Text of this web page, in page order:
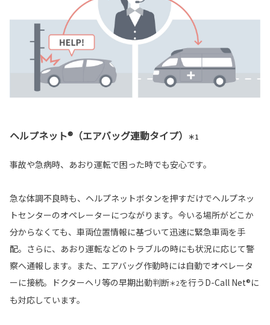
ヘルプネット®（エアバッグ連動タイプ） ＊1
事故や急病時、あおり運転で困った時でも安心です。
急な体調不良時も、ヘルプネットボタンを押すだけでヘルプネッ
トセンターのオペレーターにつながります。今いる場所がどこか
分からなくても、車両位置情報に基づいて迅速に緊急車両を手
配。さらに、あおり運転などのトラブルの時にも状況に応じて警
察へ通報します。また、エアバッグ作動時には自動でオペレータ
ーに接続。ドクターヘリ等の早期出動判断＊2を行うD-Call Net®に
も対応しています。